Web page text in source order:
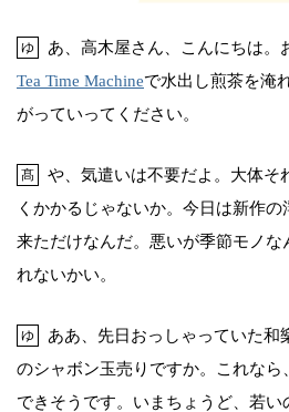
ゆ
あ、高木屋さん、こんにちは。
Tea Time Machineで水出し煎茶を淹
がっていってください。
髙
や、気遣いは不要だよ。大体そ
くかかるじゃないか。今日は新作
来ただけなんだ。悪いが季節モノな
れないかい。
ゆ
ああ、先日おっしゃっていた和
のシャボン玉売りですか。これなら
できそうです。いまちょうど、若い